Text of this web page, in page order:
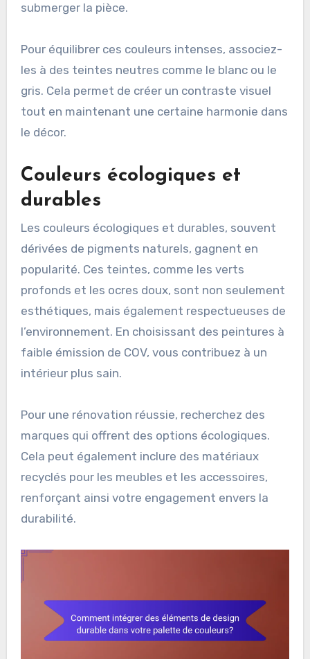
submerger la pièce.
Pour équilibrer ces couleurs intenses, associez-
les à des teintes neutres comme le blanc ou le
gris. Cela permet de créer un contraste visuel
tout en maintenant une certaine harmonie dans
le décor.
Couleurs écologiques et
durables
Les couleurs écologiques et durables, souvent
dérivées de pigments naturels, gagnent en
popularité. Ces teintes, comme les verts
profonds et les ocres doux, sont non seulement
esthétiques, mais également respectueuses de
l’environnement. En choisissant des peintures à
faible émission de COV, vous contribuez à un
intérieur plus sain.
Pour une rénovation réussie, recherchez des
marques qui offrent des options écologiques.
Cela peut également inclure des matériaux
recyclés pour les meubles et les accessoires,
renforçant ainsi votre engagement envers la
durabilité.